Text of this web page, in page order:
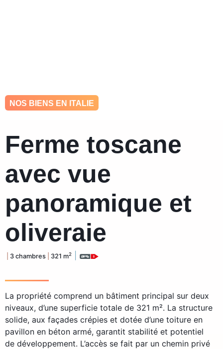
NOS BIENS EN ITALIE
Ferme toscane
avec vue
panoramique et
oliveraie
3 chambres 321 m2
La propriété comprend un bâtiment principal sur deux
niveaux, d’une superficie totale de 321 m². La structure
solide, aux façades crépies et dotée d’une toiture en
pavillon en béton armé, garantit stabilité et potentiel
de développement. L’accès se fait par un chemin privé